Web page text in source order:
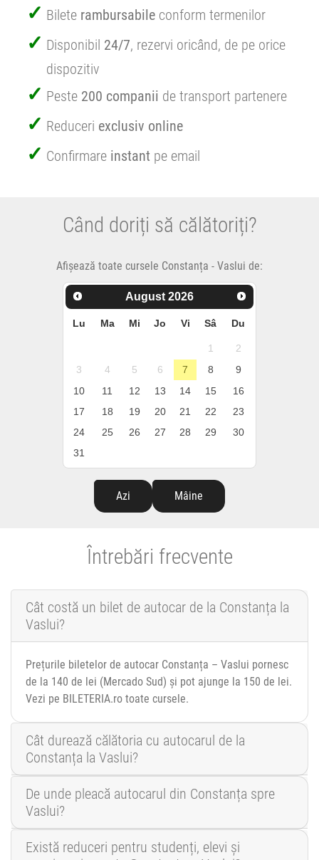
Bilete rambursabile conform termenilor
Disponibil 24/7, rezervi oricând, de pe orice
dispozitiv
Peste 200 companii de transport partenere
Reduceri exclusiv online
Confirmare instant pe email
Când doriți să călătoriți?
Afișează toate cursele Constanța - Vaslui de:
August 2026
Lu Ma Mi Jo Vi Sâ Du
1
2
3
4 5 6 7 8
9
10
11 12 13 14 15
16
17
18 19 20 21 22
23
24
25 26 27 28 29
30
31
Azi Mâine
Întrebări frecvente
Cât costă un bilet de autocar de la Constanța la
Vaslui?
Prețurile biletelor de autocar Constanța – Vaslui pornesc
de la 140 de lei (Mercado Sud) și pot ajunge la 150 de lei.
Vezi pe BILETERIA.ro toate cursele.
Cât durează călătoria cu autocarul de la
Constanța la Vaslui?
De unde pleacă autocarul din Constanța spre
Vaslui?
Există reduceri pentru studenți, elevi și